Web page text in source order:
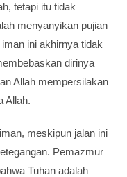
tetapi itu tidak
menyanyikan pujian
ini akhirnya tidak
dirinya
Allah mempersilakan
Allah.
meskipun jalan ini
Pemazmur
Tuhan adalah